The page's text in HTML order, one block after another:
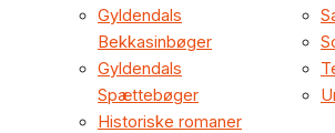
Gyldendals
Bekkasinbøger
Gyldendals
Spættebøger
Historiske romaner